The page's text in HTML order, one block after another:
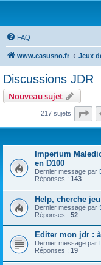
FAQ
www.casusno.fr Jeux
Discussions JDR
Nouveau sujet
217 sujets
Imperium
en D100
Dernier message par
Réponses : 143
Help, cherche
Dernier message par
Réponses : 52
Editer mon jdr :
Dernier message par
Réponses : 19